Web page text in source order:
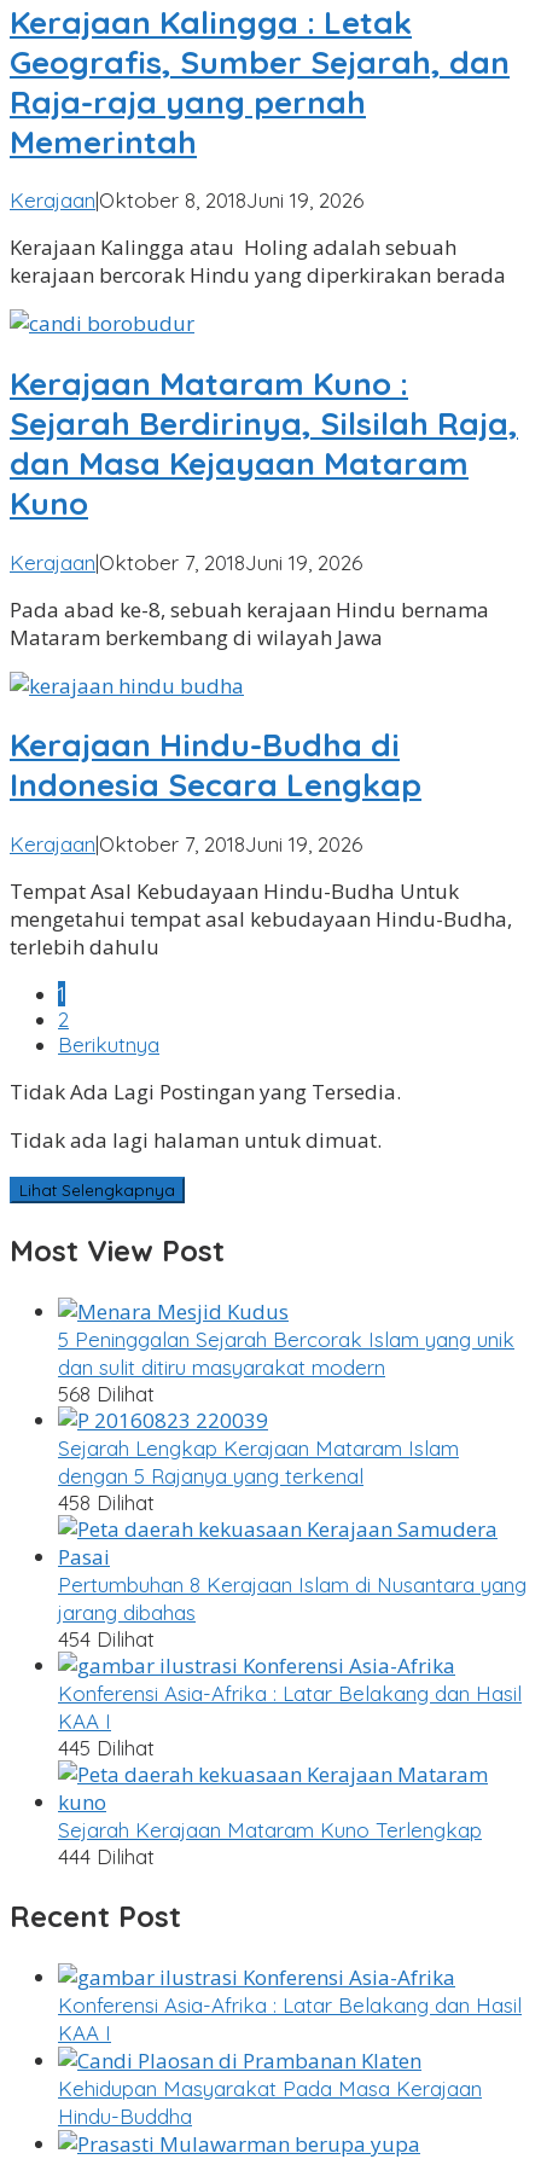
Kerajaan Kalingga : Letak
Geografis, Sumber Sejarah, dan
Raja-raja yang pernah
Memerintah
Kerajaan|Oktober 8, 2018Juni 19, 2026oleh
Pradipa
Kerajaan Kalingga atau Holing adalah sebuah
kerajaan bercorak Hindu yang diperkirakan berada
Kerajaan Mataram Kuno :
Sejarah Berdirinya, Silsilah Raja,
dan Masa Kejayaan Mataram
Kuno
Kerajaan|Oktober 7, 2018Juni 19, 2026oleh
Pradipa
Pada abad ke-8, sebuah kerajaan Hindu bernama
Mataram berkembang di wilayah Jawa
Kerajaan Hindu-Budha di
Indonesia Secara Lengkap
Kerajaan|Oktober 7, 2018Juni 19, 2026oleh
Pradipa
Tempat Asal Kebudayaan Hindu-Budha Untuk
mengetahui tempat asal kebudayaan Hindu-Budha,
terlebih dahulu
1
2
Berikutnya
Tidak Ada Lagi Postingan yang Tersedia.
Tidak ada lagi halaman untuk dimuat.
Lihat Selengkapnya
Most View Post
5 Peninggalan Sejarah Bercorak Islam yang unik
dan sulit ditiru masyarakat modern
568 Dilihat
Sejarah Lengkap Kerajaan Mataram Islam
dengan 5 Rajanya yang terkenal
458 Dilihat
Pertumbuhan 8 Kerajaan Islam di Nusantara yang
jarang dibahas
454 Dilihat
Konferensi Asia-Afrika : Latar Belakang dan Hasil
KAA I
445 Dilihat
Sejarah Kerajaan Mataram Kuno Terlengkap
444 Dilihat
Recent Post
Konferensi Asia-Afrika : Latar Belakang dan Hasil
KAA I
Kehidupan Masyarakat Pada Masa Kerajaan
Hindu-Buddha